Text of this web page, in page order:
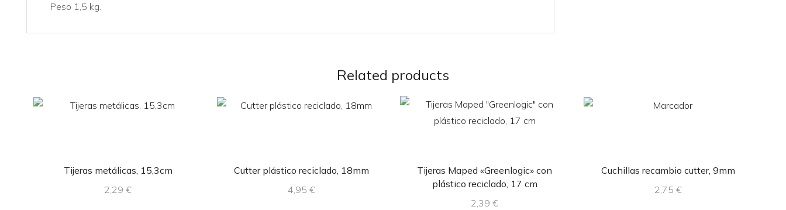
Peso 1,5 kg.
Related products
Tijeras metálicas, 15,3cm
2,29€
Cutter plástico reciclado, 18mm
4,95 €
Tijeras Maped «Greenlogic» con
plástico reciclado, 17 cm
2,39€
Cuchillas recambio cutter, 9mm
2,75 €